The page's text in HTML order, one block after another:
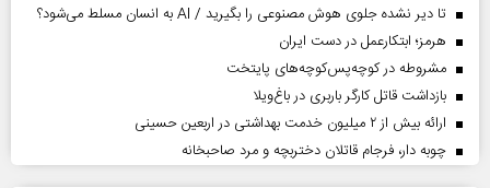
تا دیر نشده جلوی هوش مصنوعی را بگیرید / AI به انسان مسلط می‌شود؟
هرمز؛ ابتکارعمل در دست ایران
مشروطه در کوچه‌پس‌کوچه‌های پایتخت
بازداشت قاتل کارگر باربری در باغ‌ویلا
ارائه بیش از ۲ میلیون خدمت بهداشتی در اربعین حسینی
چوبه دار، فرجام قاتلان دختربچه و مرد صاحبخانه